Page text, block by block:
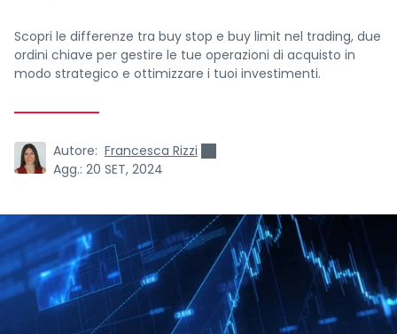
Scopri le differenze tra buy stop e buy limit nel trading, due
ordini chiave per gestire le tue operazioni di acquisto in
modo strategico e ottimizzare i tuoi investimenti.
Autore: Francesca Rizzi
Agg.: 20 SET, 2024